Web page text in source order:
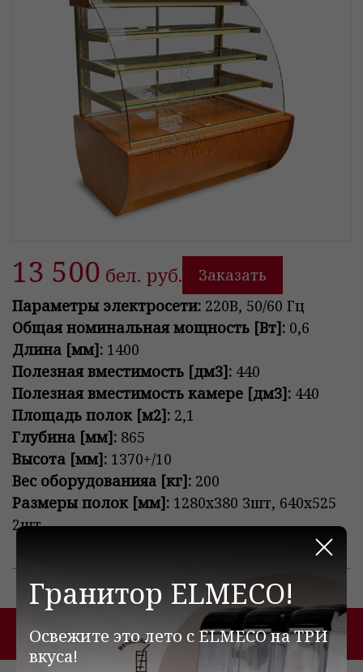
13 500 бел. руб.
Заказать
Параметры электросети: 220В, 50/60 Гц
Общая номинальная мощность [Вт]: 0,6
Длина [мм]: 1400
Полезная вместимость [дм3]: 440
Полезная вместимость камере [дм3]: 440
Площадь полок [м2]: 2,1
Глубина [мм]: 865
Высота [мм]: 1370+/10
Вес оборудованияa [кг]: 200
Размеры полок [мм]: 1280x380 3шт, 640x525
2шт
Похожие товары
Гранитор ELMECO!
Освежите это лето с ELMECO на ТРИ
вкуса!